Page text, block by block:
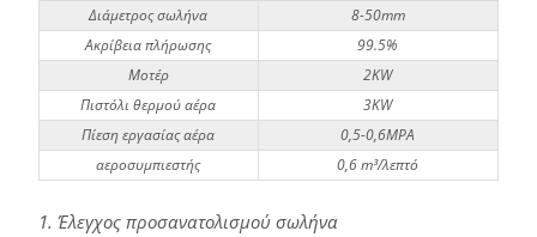
Διάμετρος σωλήνα
8-50mm
Ακρίβεια πλήρωσης
99.5%
Μοτέρ
2KW
Πιστόλι θερμού αέρα
3KW
Πίεση εργασίας αέρα
0,5-0,6MPA
αεροσυμπιεστής
0,6 m³/λεπτό
1. Έλεγχος προσανατολισμού σωλήνα